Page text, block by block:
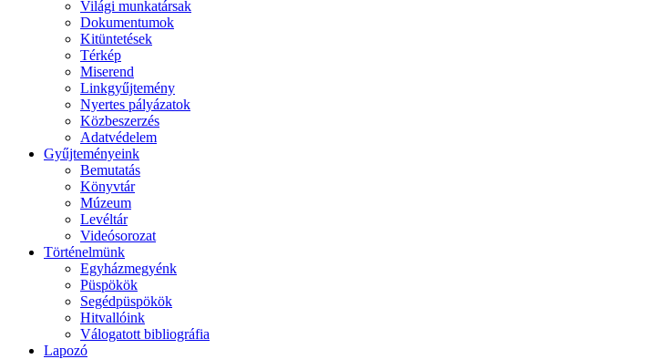
Világi munkatársak
Dokumentumok
Kitüntetések
Térkép
Miserend
Linkgyűjtemény
Nyertes pályázatok
Közbeszerzés
Adatvédelem
Gyűjteményeink
Bemutatás
Könyvtár
Múzeum
Levéltár
Videósorozat
Történelmünk
Egyházmegyénk
Püspökök
Segédpüspökök
Hitvallóink
Válogatott bibliográfia
Lapozó